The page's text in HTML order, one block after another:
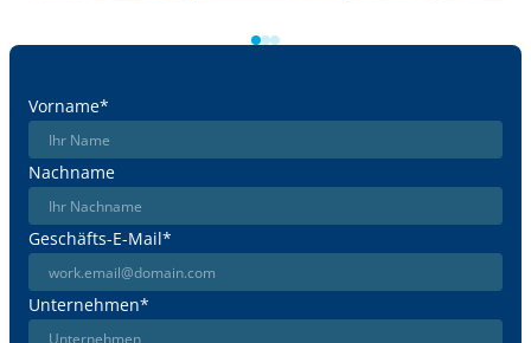
Vorname*
Nachname
Geschäfts-E-Mail*
Unternehmen*